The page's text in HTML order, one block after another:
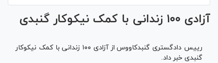
آزادی ۱۰۰ زندانی با کمک نیکوکار گنبدی
رییس دادگستری گنبدکاووس از آزادی ۱۰۰ زندانی با کمک نیکوکار
گنبدی خبر داد.